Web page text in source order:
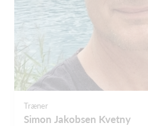
Træner
Simon Jakobsen Kvetny